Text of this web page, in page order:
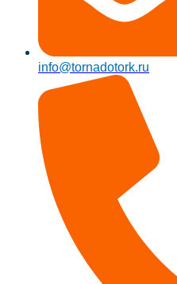
info@tornadotork.ru